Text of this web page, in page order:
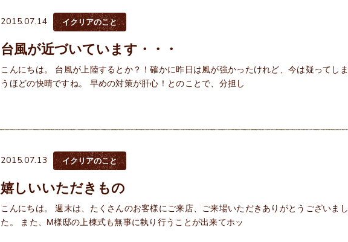
2015.07.14 イクリアのこと
台風が近づいています・・・
こんにちは。 台風が上陸するとか？！確かに昨日は風が強かったけれど、今は疑ってしま
うほどの快晴ですね。 早めの対策が肝心！とのことで、分担し
2015.07.13 イクリアのこと
嬉しいいただきもの
こんにちは。 週末は、たくさんのお客様にご来店、ご来場いただきありがとうございまし
た。 また、M様邸の上棟式も無事に執り行うことが出来てホッ